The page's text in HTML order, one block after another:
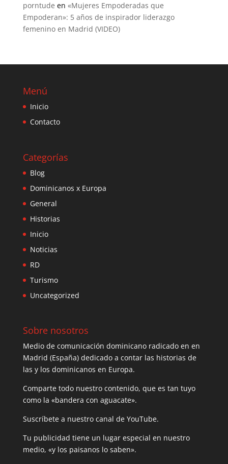
porntude en «Mujeres Empoderadas que
Empoderan»: 5 años de inspirador liderazgo
femenino en Madrid (VIDEO)
Menú
Inicio
Contacto
Categorías
Blog
Dominicanos x Europa
General
Historias
Inicio
Noticias
RD
Turismo
Uncategorized
Sobre nosotros
Medio de comunicación dominicano radicado en en
Madrid (España) dedicado a contar las historias de
las y los dominicanos en Europa.
Comparte todo nuestro contenido, que es tan tuyo
como la «bandera con aguacate».
Suscríbete a nuestro canal de YouTube.
Tu publicidad tiene un lugar especial en nuestro
medio, «y los paisanos lo saben».